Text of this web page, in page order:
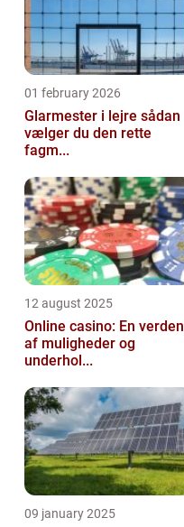
01 february 2026
Glarmester i lejre sådan
vælger du den rette
fagm...
12 august 2025
Online casino: En verden
af muligheder og
underhol...
09 january 2025